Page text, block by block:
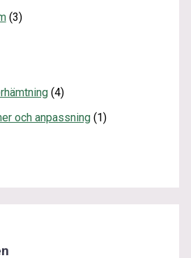
(3)
(4)
och anpassning(1)